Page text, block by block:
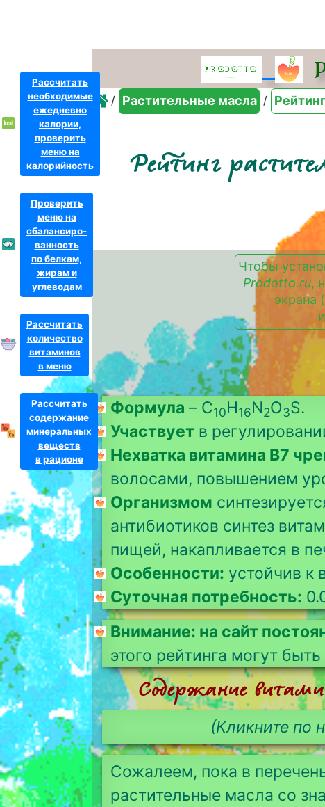
/ Растительные масла /
Рассчитать
необходимые
ежедневно
калории,
проверить
меню на
калорийность
Проверить
меню на
сбалансиро-
ванность
по белкам,
жирам и
углеводам
Рассчитать
количество
витаминов
в меню
Рассчитать
содержание
минеральных
веществ
в рационе
Рейтинг
Чтобы
Prodotto.ru,
экрана
Формула – C10H16N2O3S.
Участвует в
Нехватка витамина B7
волосами, повышением
Организмом
антибиотиков синтез
пищей, накапливается в
Особенности: устойчив к
Суточная потребность:
Внимание: на сайт
этого рейтинга могут
Содержание
(Кликните по
Сожалеем, пока в
растительные масла со